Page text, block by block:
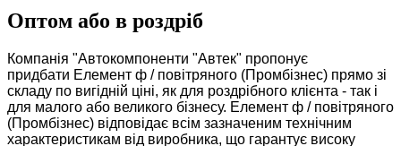
Оптом або в роздріб
Компанія "Автокомпоненти "Автек" пропонує
придбати Елемент ф / повітряного (Промбізнес) прямо зі
складу по вигідній ціні, як для роздрібного клієнта - так і
для малого або великого бізнесу. Елемент ф / повітряного
(Промбізнес) відповідає всім зазначеним технічним
характеристикам від виробника, що гарантує високу